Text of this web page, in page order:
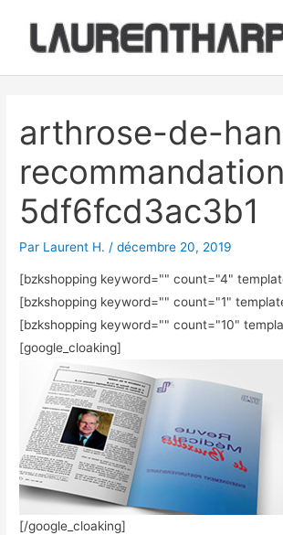
contenu
arthrose-de-
5df6fcd3ac3b1
Par Laurent H. /décembre 20, 2019
[bzkshopping keyword="" count="4"
[bzkshopping keyword="" count="1"
[bzkshopping keyword="" count="10"
[google_cloaking]
[/google_cloaking]
articles